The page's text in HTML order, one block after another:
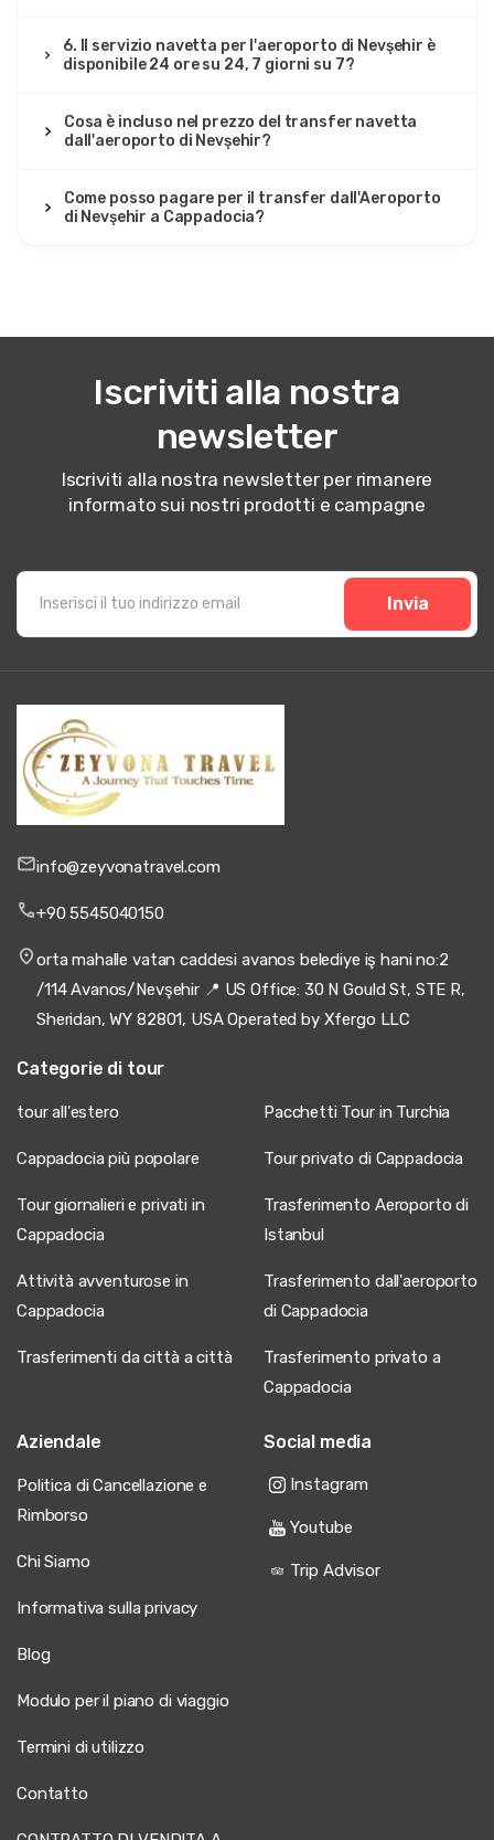
6. Il servizio navetta per l'aeroporto di Nevşehir è
disponibile 24 ore su 24, 7 giorni su 7?
Cosa è incluso nel prezzo del transfer navetta
dall'aeroporto di Nevşehir?
Come posso pagare per il transfer dall'Aeroporto
di Nevşehir a Cappadocia?
Iscriviti alla nostra
newsletter
Iscriviti alla nostra newsletter per rimanere
informato sui nostri prodotti e campagne
Invia
info@zeyvonatravel.com
+90 5545040150
orta mahalle vatan caddesi avanos belediye iş hani no:2
/114 Avanos/Nevşehir 📍 US Office: 30 N Gould St, STE R,
Sheridan, WY 82801, USA Operated by Xfergo LLC
Categorie di tour
tour all'estero Pacchetti Tour in Turchia
Cappadocia più popolare Tour privato di Cappadocia
Tour giornalieri e privati in
Cappadocia
Trasferimento Aeroporto di
Istanbul
Attività avventurose in
Cappadocia
Trasferimento dall'aeroporto
di Cappadocia
Trasferimenti da città a città
Trasferimento privato a
Cappadocia
Aziendale
Politica di Cancellazione e
Rimborso
Chi Siamo
Informativa sulla privacy
Blog
Modulo per il piano di viaggio
Termini di utilizzo
Contatto
Social media
Instagram
Youtube
Trip Advisor